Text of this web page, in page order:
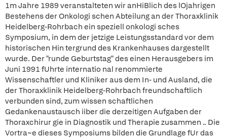
1m Jahre 1989 veranstalteten wir anHiBlich des lOjahrigen
Bestehens der Onkologi schen Abteilung an der Thoraxklinik
Heidelberg-Rohrbach ein speziell onkologi sches
Symposium, in dem der jetzige Leistungsstandard vor dem
historischen Hin tergrund des Krankenhauses dargestellt
wurde. Der "runde Geburtstag" des einen Herausgebers im
Juni 1991 fUhrte internatio nal renommierte
Wissenschaftler und Kliniker aus dem In- und Ausland, die
der Thoraxklinik Heidelberg-Rohrbach freundschaftlich
verbunden sind, zum wissen schaftlichen
Gedankenaustausch iiber die derzeitigen Aufgaben der
Thoraxchirur gie in Diagnostik und Therapie zusammen .. Die
Vortra~e dieses Symposiums bilden die Grundlage fUr das